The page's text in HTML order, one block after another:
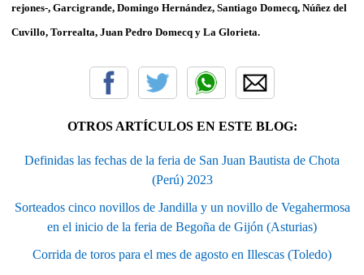
rejones-, Garcigrande, Domingo Hernández, Santiago Domecq, Núñez del
Cuvillo, Torrealta, Juan Pedro Domecq y La Glorieta.
OTROS ARTÍCULOS EN ESTE BLOG:
Definidas las fechas de la feria de San Juan Bautista de Chota
(Perú) 2023
Sorteados cinco novillos de Jandilla y un novillo de Vegahermosa
en el inicio de la feria de Begoña de Gijón (Asturias)
Corrida de toros para el mes de agosto en Illescas (Toledo)